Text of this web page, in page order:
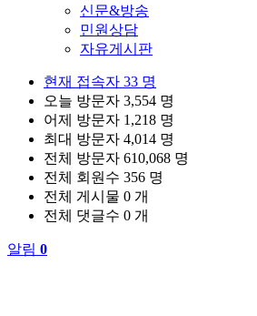
신문&방송
민원상담
자유게시판
현재 접속자 33 명
오늘 방문자 3,554 명
어제 방문자 1,218 명
최대 방문자 4,014 명
전체 방문자 610,068 명
전체 회원수 356 명
전체 게시물 0 개
전체 댓글수 0 개
알림 0